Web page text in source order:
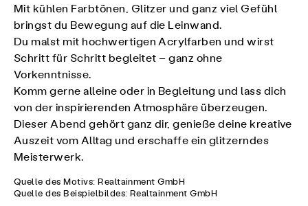
Mit kühlen Farbtönen, Glitzer und ganz viel Gefühl
bringst du Bewegung auf die Leinwand.
Du malst mit hochwertigen Acrylfarben und wirst
Schritt für Schritt begleitet – ganz ohne
Vorkenntnisse.
Komm gerne alleine oder in Begleitung und lass dich
von der inspirierenden Atmosphäre überzeugen.
Dieser Abend gehört ganz dir, genieße deine kreative
Auszeit vom Alltag und erschaffe ein glitzerndes
Meisterwerk.
Quelle des Motivs: Realtainment GmbH
Quelle des Beispielbildes: Realtainment GmbH